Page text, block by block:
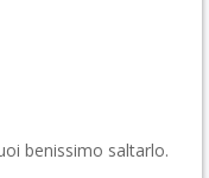
benissimo saltarlo.